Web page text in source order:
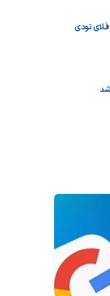
فلای تودی
شد